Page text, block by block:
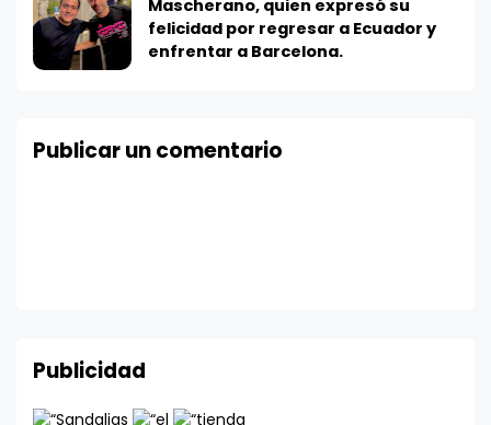
Mascherano, quien expresó su
felicidad por regresar a Ecuador y
enfrentar a Barcelona.
Publicar un comentario
Publicidad